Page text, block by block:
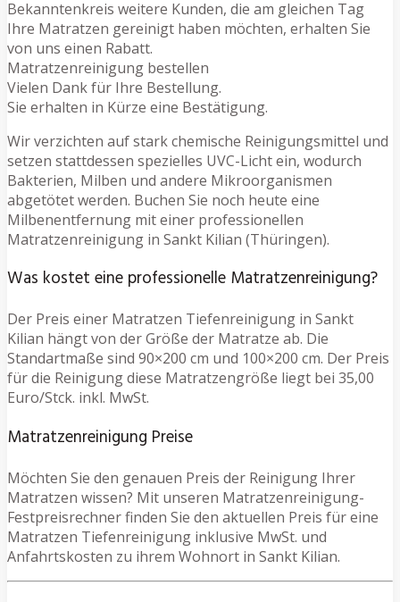
Bekanntenkreis weitere Kunden, die am gleichen Tag
Ihre Matratzen gereinigt haben möchten, erhalten Sie
von uns einen Rabatt.
Matratzenreinigung bestellen
Vielen Dank für Ihre Bestellung.
Sie erhalten in Kürze eine Bestätigung.
Wir verzichten auf stark chemische Reinigungsmittel und
setzen stattdessen spezielles UVC-Licht ein, wodurch
Bakterien, Milben und andere Mikroorganismen
abgetötet werden. Buchen Sie noch heute eine
Milbenentfernung mit einer professionellen
Matratzenreinigung in Sankt Kilian (Thüringen).
Was kostet eine professionelle Matratzenreinigung?
Der Preis einer Matratzen Tiefenreinigung in Sankt
Kilian hängt von der Größe der Matratze ab. Die
Standartmaße sind 90×200 cm und 100×200 cm. Der Preis
für die Reinigung diese Matratzengröße liegt bei 35,00
Euro/Stck. inkl. MwSt.
Matratzenreinigung Preise
Möchten Sie den genauen Preis der Reinigung Ihrer
Matratzen wissen? Mit unseren Matratzenreinigung-
Festpreisrechner finden Sie den aktuellen Preis für eine
Matratzen Tiefenreinigung inklusive MwSt. und
Anfahrtskosten zu ihrem Wohnort in Sankt Kilian.